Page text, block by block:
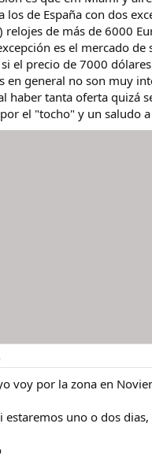
los de España con dos
relojes de más de 6000
es el mercado
el precio de 7000
en general no son muy
haber tanta oferta quizá
el "tocho" y un saludo
voy por la zona en
estaremos uno o dos